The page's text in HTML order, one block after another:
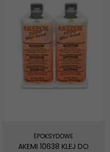
EPOKSYDOWE
AKEMI 10638 KLEJ DO